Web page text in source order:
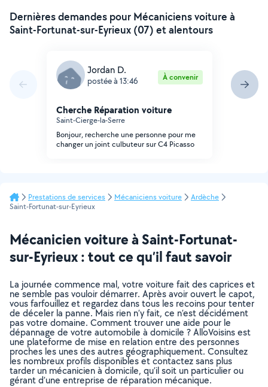
Dernières demandes pour Mécaniciens voiture à
Saint-Fortunat-sur-Eyrieux (07) et alentours
Jordan D.
postée à 13:46 À convenir
Cherche Réparation voiture
Saint-Cierge-la-Serre
Bonjour, recherche une personne pour me
changer un joint culbuteur sur C4 Picasso
Prestations de services Mécaniciens voiture
Ardèche
Saint-Fortunat-sur-Eyrieux
Mécanicien voiture à Saint-Fortunat-
sur-Eyrieux : tout ce qu’il faut savoir
La journée commence mal, votre voiture fait des caprices et
ne semble pas vouloir démarrer. Après avoir ouvert le capot,
vous farfouillez et regardez dans tous les recoins pour tenter
de déceler la panne. Mais rien n’y fait, ce n’est décidément
pas votre domaine. Comment trouver une aide pour le
dépannage de votre automobile à domicile ? AlloVoisins est
une plateforme de mise en relation entre des personnes
proches les unes des autres géographiquement. Consultez
les nombreux profils disponibles et contactez sans plus
tarder un mécanicien à domicile, qu’il soit un particulier ou
gérant d’une entreprise de réparation mécanique.